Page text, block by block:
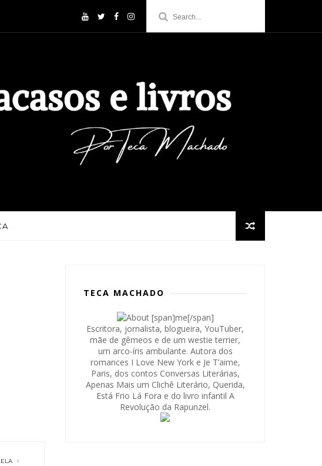
TECA MACHADO
Escritora, jornalista, blogueira, YouTuber,
mãe de gêmeos e de um westie terrier,
um arco-íris ambulante. Autora dos
romances I Love New York e Je T’aime,
Paris, dos contos Conversas Literárias,
Apenas Mais um Clichê Literário, Querida,
Está Frio Lá Fora e do livro infantil A
Revolução da Rapunzel.